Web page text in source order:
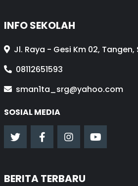
INFO SEKOLAH
Jl. Raya - Gesi Km 02, Tangen,
08112651593
sman1ta_srg@yahoo.com
SOSIAL MEDIA
BERITA TERBARU